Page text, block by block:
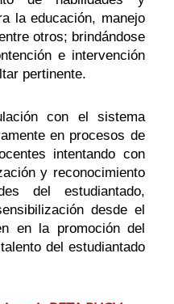
la educación, manejo
otros; brindándose
e intervención
pertinente.
con el sistema
en procesos de
intentando con
y reconocimiento
del estudiantado,
desde el
en la promoción del
del estudiantado